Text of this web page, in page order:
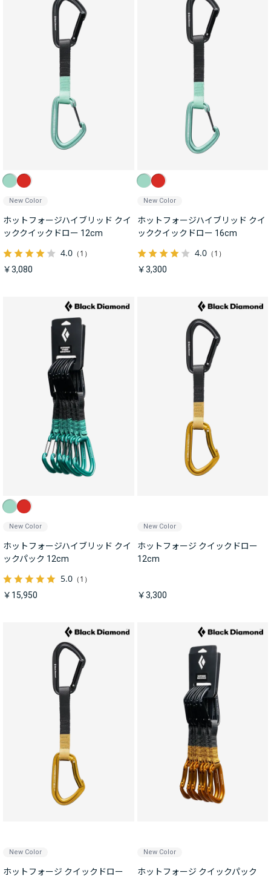
New Color
ホットフォージハイブリッド クイ
ッククイックドロー 12cm
4.0 （1）
￥3,080
New Color
ホットフォージハイブリッド クイ
ッククイックドロー 16cm
4.0（1）
￥3,300
New Color
ホットフォージハイブリッド クイ
ックパック 12cm
5.0 （1）
￥15,950
New Color
ホットフォージ クイックドロー
12cm
￥3,300
New Color
ホットフォージ クイックドロー
New Color
ホットフォージ クイックパック